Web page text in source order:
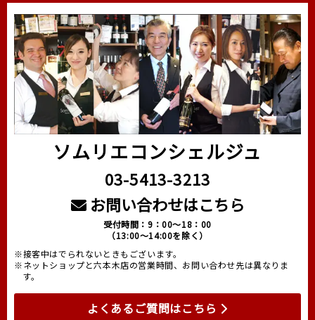
ソムリエコンシェルジュ
03-5413-3213
お問い合わせはこちら
受付時間：9：00～18：00
（13:00～14:00を除く）
※接客中はでられないときもございます。
※ネットショップと六本木店の営業時間、お問い合わせ先は異なりま
す。
よくあるご質問はこちら